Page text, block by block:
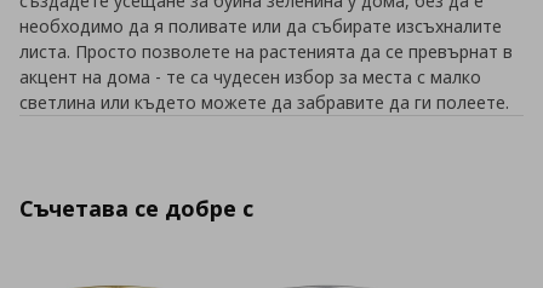
необходимо да я поливате или да събирате изсъхналите
листа. Просто позволете на растенията да се превърнат в
акцент на дома - те са чудесен избор за места с малко
светлина или където можете да забравите да ги полеете.
Съчетава се добре с